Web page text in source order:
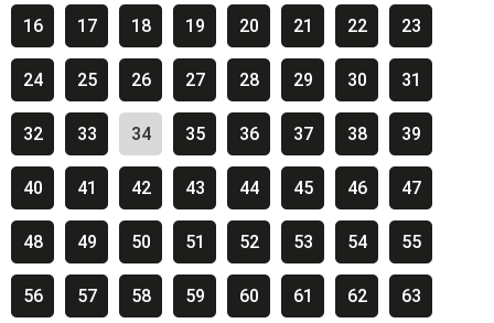
16 17 18 19 20 21 22 23
24 25 26 27 28 29 30 31
32 33 34 35 36 37 38 39
40 41 42 43 44 45 46 47
48 49 50 51 52 53 54 55
56 57 58 59 60 61 62 63